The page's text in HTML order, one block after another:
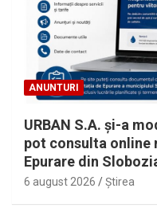
ANUNTURI
URBAN S.A. și-a
pot consulta online
Epurare din
6 august 2026 Ştirea